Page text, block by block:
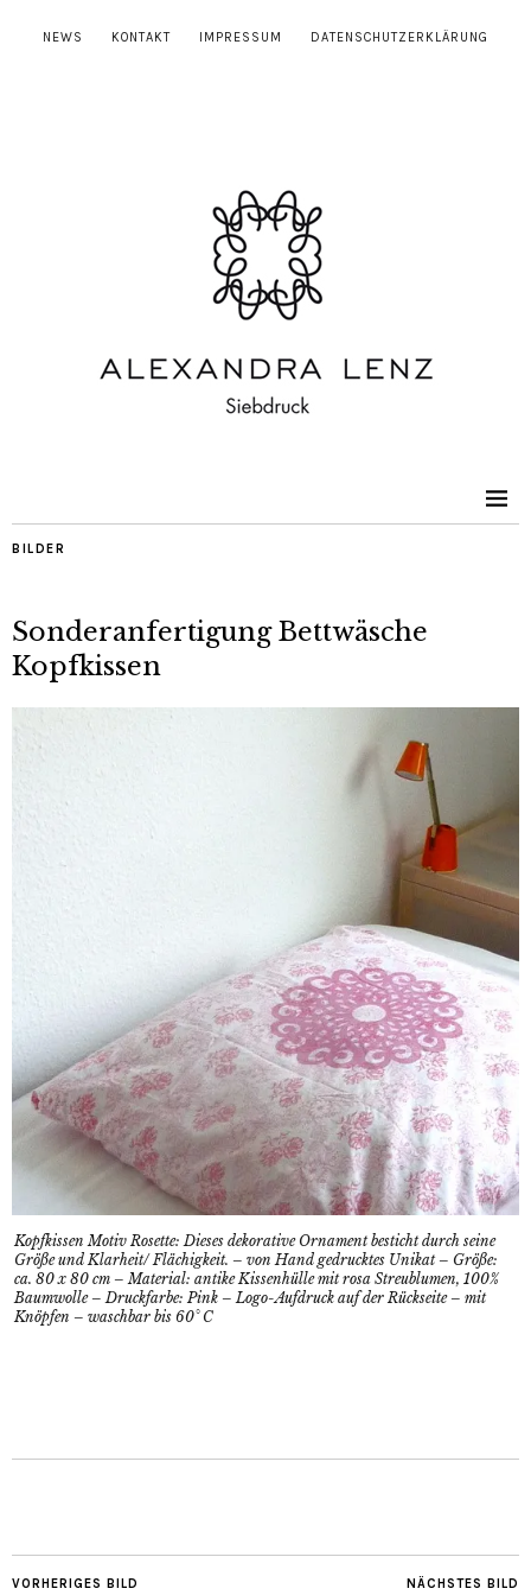
NEWS KONTAKT IMPRESSUM DATENSCHUTZERKLÄRUNG
BILDER
Sonderanfertigung Bettwäsche
Kopfkissen
Kopfkissen Motiv Rosette: Dieses dekorative Ornament besticht durch seine
Größe und Klarheit/ Flächigkeit. – von Hand gedrucktes Unikat – Größe:
ca. 80 x 80 cm – Material: antike Kissenhülle mit rosa Streublumen, 100%
Baumwolle – Druckfarbe: Pink – Logo-Aufdruck auf der Rückseite – mit
Knöpfen – waschbar bis 60° C
NÄCHSTES BILD
VORHERIGES BILD